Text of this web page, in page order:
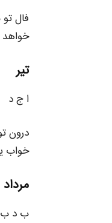
فال
خواهد
تیر
ا ج د
درون
خواب
مرداد
ب د ب